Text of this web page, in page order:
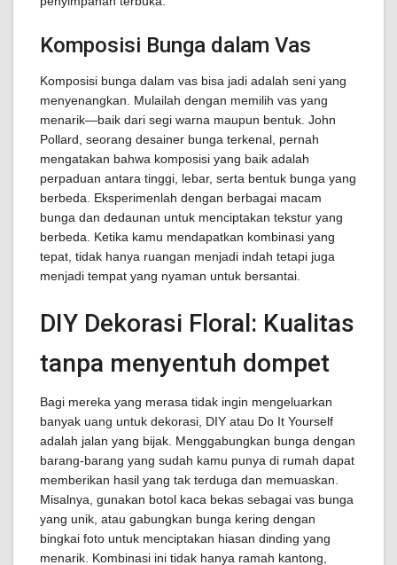
Komposisi Bunga dalam Vas
Komposisi bunga dalam vas bisa jadi adalah seni yang
menyenangkan. Mulailah dengan memilih vas yang
menarik—baik dari segi warna maupun bentuk. John
Pollard, seorang desainer bunga terkenal, pernah
mengatakan bahwa komposisi yang baik adalah
perpaduan antara tinggi, lebar, serta bentuk bunga yang
berbeda. Eksperimenlah dengan berbagai macam
bunga dan dedaunan untuk menciptakan tekstur yang
berbeda. Ketika kamu mendapatkan kombinasi yang
tepat, tidak hanya ruangan menjadi indah tetapi juga
menjadi tempat yang nyaman untuk bersantai.
DIY Dekorasi Floral: Kualitas
tanpa menyentuh dompet
Bagi mereka yang merasa tidak ingin mengeluarkan
banyak uang untuk dekorasi, DIY atau Do It Yourself
adalah jalan yang bijak. Menggabungkan bunga dengan
barang-barang yang sudah kamu punya di rumah dapat
memberikan hasil yang tak terduga dan memuaskan.
Misalnya, gunakan botol kaca bekas sebagai vas bunga
yang unik, atau gabungkan bunga kering dengan
bingkai foto untuk menciptakan hiasan dinding yang
menarik. Kombinasi ini tidak hanya ramah kantong,